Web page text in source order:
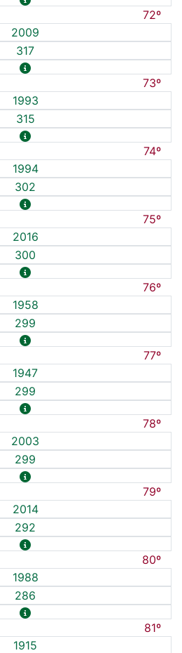
72º
2009
317
73º
1993
315
74º
1994
302
75º
2016
300
76º
1958
299
77º
1947
299
78º
2003
299
79º
2014
292
80º
1988
286
81º
1915